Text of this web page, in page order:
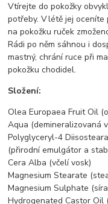
Vtírejte do pokožky
potřeby. V létě jej oceníte
na pokožku ruček
Rádi po něm sáhnou i
mastný, chrání ruce při
pokožku chodidel.
Složení:
Olea Europaea Fruit Oil
Aqua (demineralizovaná
Polyglyceryl-4
(přirodní emulgátor a
Cera Alba (včelí vosk)
Magnesium Stearate
Magnesium Sulphate
Hydrogenated Castor Oil